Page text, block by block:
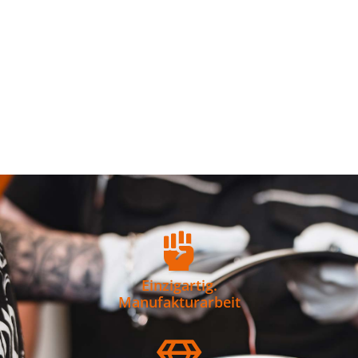
Einzigartig.
Manufakturarbeit